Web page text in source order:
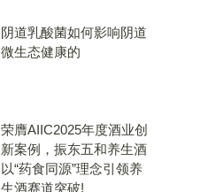
​阴道乳酸菌如何影响阴道
微生态健康的
荣膺AIIC2025年度酒业创
新案例，振东五和养生酒
以“药食同源”理念引领养
生酒赛道突破!